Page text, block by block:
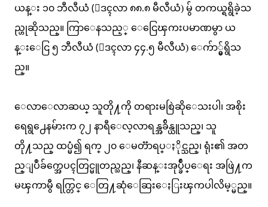
ယန္း ၁၀ ဘီလီယံ (ေဒၚလာ ၈၈.၈ မီလီယံ) မွ် တကယ္ရရွိခဲ့သ
ည္ဟုဆိုသည္။ ကြာေနသည့္ ေငြေၾကးပမာဏမွာ ယ
န္းေငြ ၅ ဘီလီယံ (ေဒၚလာ ၄၄.၅ မီလီယံ) ေက်ာ္မွ်ရွိသ
ည္။
ေလာေလာဆယ္ သူတို႔ကို တရားမစြဲဆိုေသးပါ၊ အစိုး
ရေရွ႕ေနမ်ားက ၇၂ နာရီေလ့လာရန္အခ်ိန္ယူသည္၊ သူ
တို႔သည္ ထပ္မံ၍ ရက္ ၂၀ ေမတၱာရပ္ႏိုင္သည္၊ ရုံး၏ အတ
ည္ျပဳခ်က္အေပၚတြင္မူတည္သည္၊ နီဆန္းအုပ္ခ်ဳပ္ေရး အဖြဲ႔က
မၾကာမွီ ရက္တြင္ ေတြ႔ဆုံေဆြးေႏြးၾကပါလိမ့္မည္။